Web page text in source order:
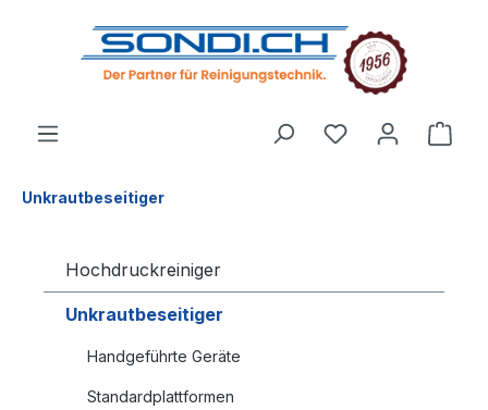
springen
Unkrautbeseitiger
Hochdruckreiniger
Unkrautbeseitiger
Handgeführte Geräte
Standardplattformen